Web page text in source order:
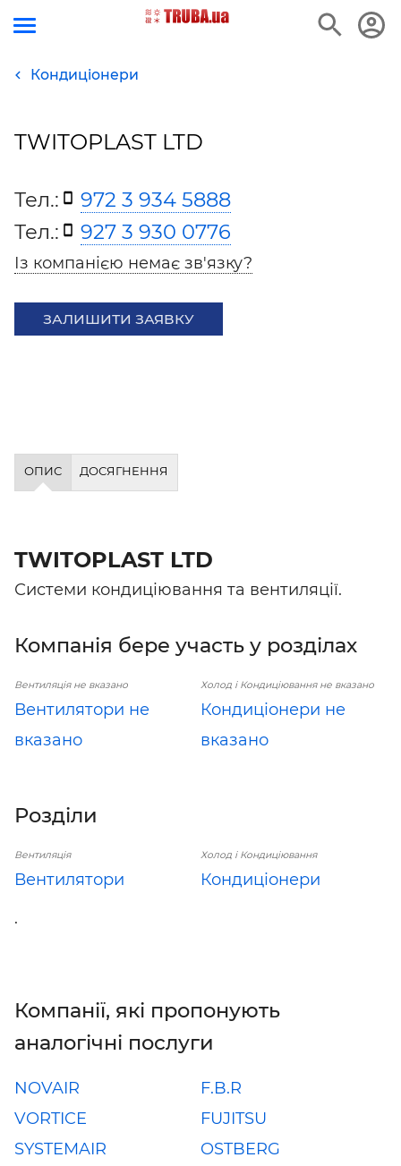
Кондиціонери
TWITOPLAST LTD
Тел.:
972 3 934 5888
Тел.:
927 3 930 0776
Із компанією немає зв'язку?
ЗАЛИШИТИ ЗАЯВКУ
ОПИС ДОСЯГНЕННЯ
TWITOPLAST LTD
Системи кондиціювання та вентиляції.
Компанія бере участь у розділах
Вентиляція не вказано
Вентилятори не
вказано
Холод і Кондиціювання не вказано
Кондиціонери не
вказано
Розділи
Вентиляція
Вентилятори
Холод і Кондиціювання
Кондиціонери
.
Компанії, які пропонують
аналогічні послуги
NOVAIR
F.B.R
VORTICE
FUJITSU
SYSTEMAIR
OSTBERG